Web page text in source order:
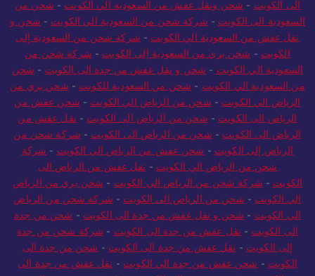
الى الكويت-شحن ونقل عفش من السعودية الي الكويت-شحن من
السعودية الى الكويت-شركة شحن من السعودية الي الكويت-شحن و
نقل عفش من السعودية الي الكويت-شركة شحن من السعودية إلى
الكويت -شحن بري من السعودية إلى الكويت-شركة شحن من
السعودية الي الكويت- شحن و نقل عفش من جدة الى الكويت-شحن
من السعودية الي الكويت-شحن من السعودية للكويت-شحن بري من
الرياض الي الكويت-شحن من الرياض الي الكويت-شحن عفش من
الرياض الى الكويت-شحن من الرياض الى الكويت-نقل عفش من
الرياض الى الكويت-شحن من الرياض الى الكويت-شركة شحن من
الرياض إلى الكويت -شحن عفش من الرياض الي الكويت-شركة
شحن من الرياض الي الكويت -نقل عفش من الرياض الى
الكويت-شركة شحن من الرياض الي الكويت-شحن بري من الرياض
الي الكويت-شحن من الرياض الى الكويت-شركة شحن من الرياض
الي الكويت-شحن و نقل عفش من جدة الى الكويت-شحن من جدة
الى الكويت- نقل عفش من جدة الى الكويت- شركة شحن من جدة
إلى الكويت -نقل عفش من جدة الى الكويت-شحن من جدة الى
الكويت-شحن عفش من جدة الي الكويت-نقل عفش من جدة الى